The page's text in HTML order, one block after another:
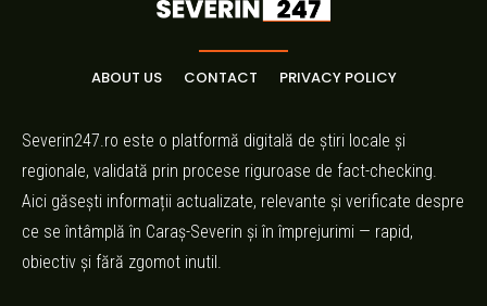
ABOUT US CONTACT PRIVACY POLICY
Severin247.ro este o platformă digitală de știri locale și
regionale, validată prin procese riguroase de fact-checking.
Aici găsești informații actualizate, relevante și verificate despre
ce se întâmplă în Caraș-Severin și în împrejurimi — rapid,
obiectiv și fără zgomot inutil.